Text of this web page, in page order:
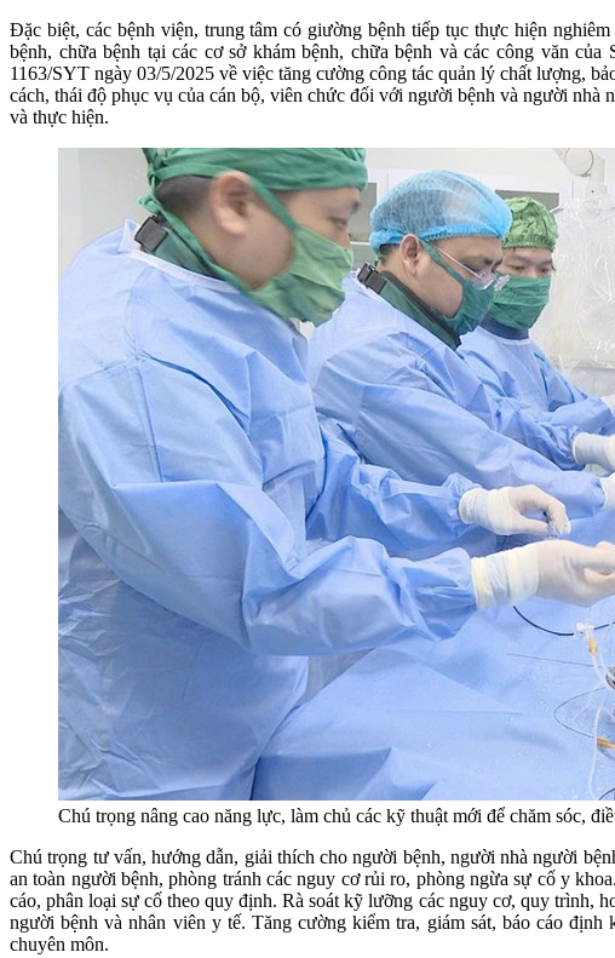
Đặc biệt, các bệnh viện, trung tâm có giường bệnh tiếp tục thực hiện
bệnh, chữa bệnh tại các cơ sở khám bệnh, chữa bệnh và các công văn
1163/SYT ngày 03/5/2025 về việc tăng cường công tác quản lý chất lượng,
cách, thái độ phục vụ của cán bộ, viên chức đối với người bệnh và người
và thực hiện.
Chú trọng nâng cao năng lực, làm chủ các kỹ thuật mới để chăm sóc,
Chú trọng tư vấn, hướng dẫn, giải thích cho người bệnh, người nhà người
an toàn người bệnh, phòng tránh các nguy cơ rủi ro, phòng ngừa sự cố y
cáo, phân loại sự cố theo quy định. Rà soát kỹ lưỡng các nguy cơ, quy trình,
người bệnh và nhân viên y tế. Tăng cường kiểm tra, giám sát, báo cáo
chuyên môn.